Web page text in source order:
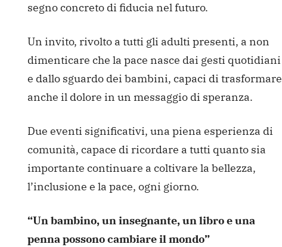
segno concreto di fiducia nel futuro.
Un invito, rivolto a tutti gli adulti presenti, a non
dimenticare che la pace nasce dai gesti quotidiani
e dallo sguardo dei bambini, capaci di trasformare
anche il dolore in un messaggio di speranza.
Due eventi significativi, una piena esperienza di
comunità, capace di ricordare a tutti quanto sia
importante continuare a coltivare la bellezza,
l’inclusione e la pace, ogni giorno.
“Un bambino, un insegnante, un libro e una
penna possono cambiare il mondo”